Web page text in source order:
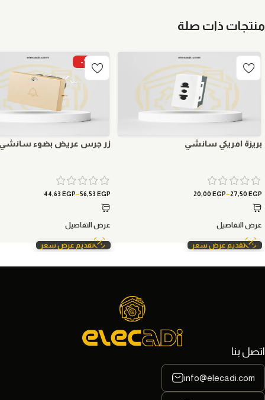
منتجات ذات صلة
بريزة امريكي سانشي
20,00 EGP–27,50 EGP
عرض التفاصيل
تقديم عرض سعر
-15%
زر جرس عريض بضوء
44,63 EGP–56,53 EGP
عرض التفاصيل
تقديم عرض سعر
اتصل بنا
info@elecadi.com